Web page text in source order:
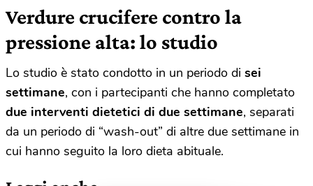
Verdure crucifere contro la
pressione alta: lo studio
Lo studio è stato condotto in un periodo di sei
settimane, con i partecipanti che hanno completato
due interventi dietetici di due settimane, separati
da un periodo di “wash-out” di altre due settimane in
cui hanno seguito la loro dieta abituale.